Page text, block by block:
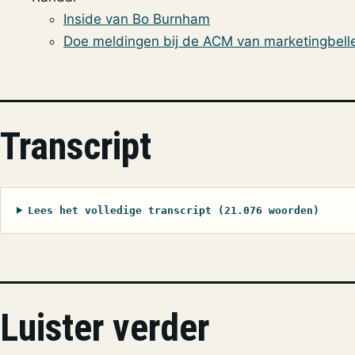
Inside van Bo Burnham
Doe meldingen bij de ACM van
Transcript
Lees het volledige transcript (21.076 woorden)
Luister verder